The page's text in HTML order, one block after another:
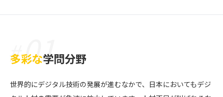
#01
多彩な学問分野
世界的にデジタル技術の発展が進むなかで、日本においてもデジ